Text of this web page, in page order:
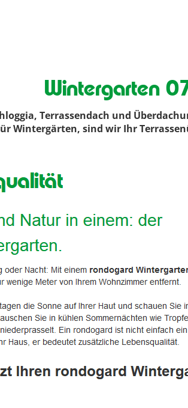
Wintergarten
Terrassendach und
Wintergärten, sind wir Ihr